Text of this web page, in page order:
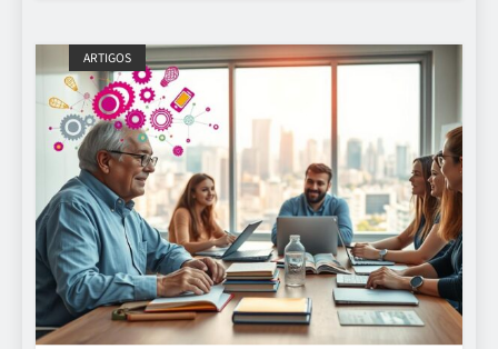
ARTIGOS